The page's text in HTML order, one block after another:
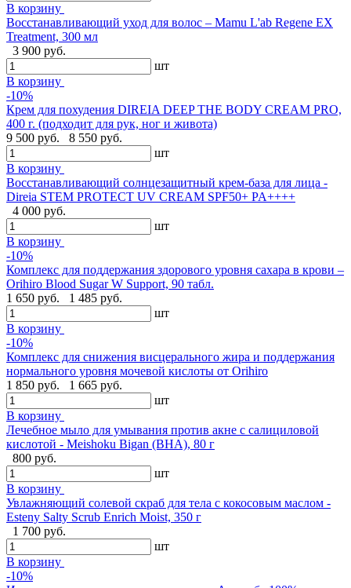
В корзину
Восстанавливающий уход для волос – Mamu L'ab Regene EX
Treatment, 300 мл
3 900 руб.
шт
В корзину
-10%
Крем для похудения DIREIA DEEP THE BODY CREAM PRO,
400 г. (подходит для рук, ног и живота)
9 500 руб.
8 550 руб.
шт
В корзину
Восстанавливающий солнцезащитный крем-база для лица -
Direia STEM PROTECT UV CREAM SPF50+ PA++++
4 000 руб.
шт
В корзину
-10%
Комплекс для поддержания здорового уровня сахара в крови –
Orihiro Blood Sugar W Support, 90 табл.
1 650 руб.
1 485 руб.
шт
В корзину
-10%
Комплекс для снижения висцерального жира и поддержания
нормального уровня мочевой кислоты от Orihiro
1 850 руб.
1 665 руб.
шт
В корзину
Лечебное мыло для умывания против акне с салициловой
кислотой - Meishoku Bigan (BHA), 80 г
800 руб.
шт
В корзину
Увлажняющий солевой скраб для тела с кокосовым маслом -
Esteny Salty Scrub Enrich Moist, 350 г
1 700 руб.
шт
В корзину
-10%